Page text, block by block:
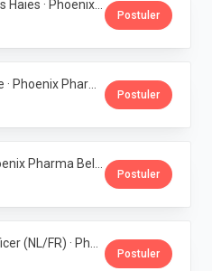
Postuler
Postuler
Postuler
Postuler